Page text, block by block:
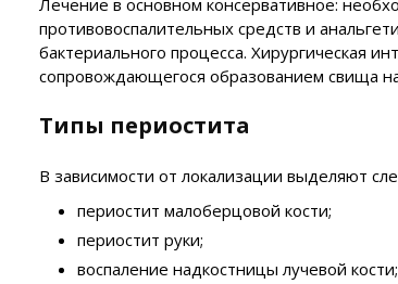
Лечение в основном консервативное:
противовоспалительных средств и
бактериального процесса. Хирургическая
сопровождающегося образованием свища
Типы периостита
В зависимости от локализации выделяют
периостит малоберцовой кости;
периостит руки;
воспаление надкостницы лучевой кости;